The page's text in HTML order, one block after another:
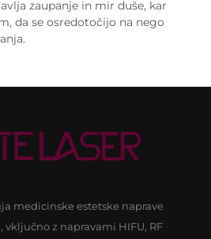
zaupanje in mir duše, kar
da se osredotočijo na nego
medicinske estetske naprave
vključno z napravami HIFU, RF